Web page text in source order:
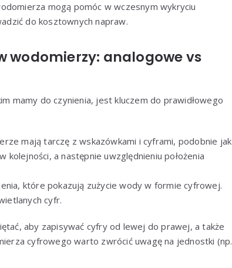
mogą pomóc w wczesnym wykryciu
do kosztownych napraw.
wodomierzy: analogowe vs
mamy do czynienia, jest kluczem do prawidłowego
mają tarczę z wskazówkami i cyframi, podobnie jak
a następnie uwzględnieniu położenia
które pokazują zużycie wody w formie cyfrowej.
cyfr.
aby zapisywać cyfry od lewej do prawej, a także
cyfrowego warto zwrócić uwagę na jednostki (np.